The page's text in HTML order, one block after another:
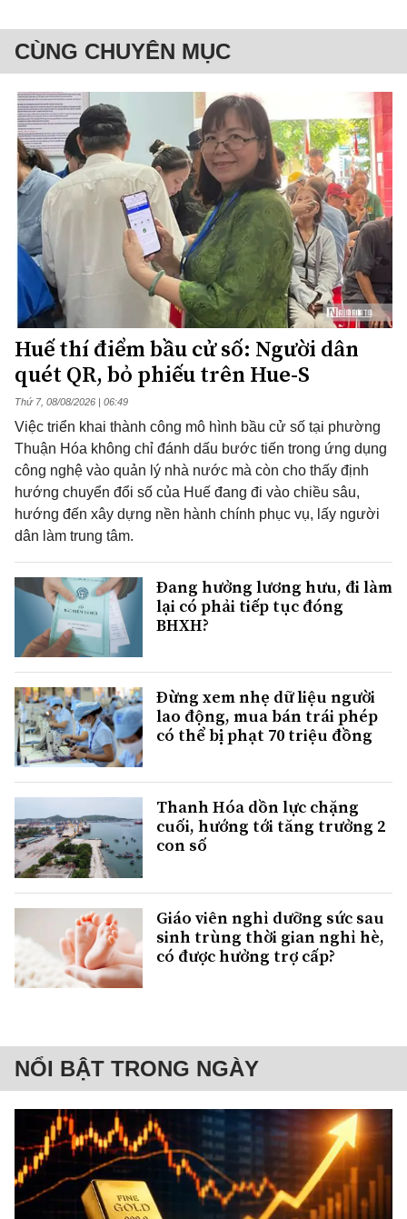
CÙNG CHUYÊN MỤC
Huế thí điểm bầu cử số: Người dân
quét QR, bỏ phiếu trên Hue-S
Thứ 7, 08/08/2026 | 06:49
Việc triển khai thành công mô hình bầu cử số tại phường
Thuận Hóa không chỉ đánh dấu bước tiến trong ứng dụng
công nghệ vào quản lý nhà nước mà còn cho thấy định
hướng chuyển đổi số của Huế đang đi vào chiều sâu,
hướng đến xây dựng nền hành chính phục vụ, lấy người
dân làm trung tâm.
Đang hưởng lương hưu, đi làm
lại có phải tiếp tục đóng
BHXH?
Đừng xem nhẹ dữ liệu người
lao động, mua bán trái phép
có thể bị phạt 70 triệu đồng
Thanh Hóa dồn lực chặng
cuối, hướng tới tăng trưởng 2
con số
Giáo viên nghỉ dưỡng sức sau
sinh trùng thời gian nghỉ hè,
có được hưởng trợ cấp?
NỔI BẬT TRONG NGÀY